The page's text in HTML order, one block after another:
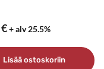
€+ alv 25.5%
Lisää ostoskoriin